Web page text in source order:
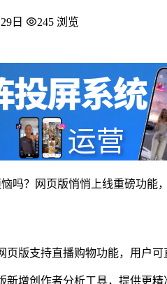
日
245 浏览
吗？网页版悄悄上线重磅功能
页版支持直播购物功能，用户
新增创作者分析工具，提供更